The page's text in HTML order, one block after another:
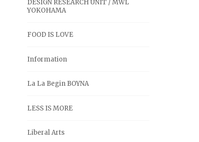
DESIGN RESEARCH UNIT / MWL
YOKOHAMA
FOOD IS LOVE
Information
La La Begin BOYNA
LESS IS MORE
Liberal Arts